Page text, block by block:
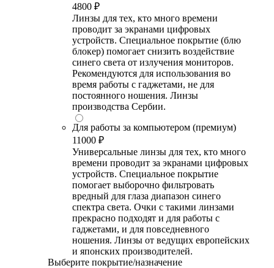
4800 ₽
Линзы для тех, кто много времени
проводит за экранами цифровых
устройств. Специальное покрытие (блю
блокер) помогает снизить воздействие
синего света от излучения мониторов.
Рекомендуются для использования во
время работы с гаджетами, не для
постоянного ношения. Линзы
производства Сербии.
Для работы за компьютером (премиум)
11000 ₽
Универсальные линзы для тех, кто много
времени проводит за экранами цифровых
устройств. Специальное покрытие
помогает выборочно фильтровать
вредный для глаза диапазон синего
спектра света. Очки с такими линзами
прекрасно подходят и для работы с
гаджетами, и для повседневного
ношения. Линзы от ведущих европейских
и японских производителей.
Выберите покрытие/назначение